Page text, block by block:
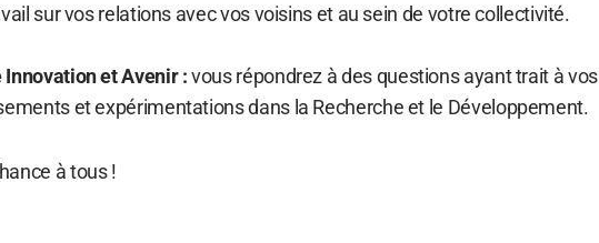
sur vos relations avec vos voisins et au sein de votre collectivité.
Innovation et Avenir :vous répondrez à des questions ayant trait à vos
et expérimentations dans la Recherche et le Développement.
à tous !